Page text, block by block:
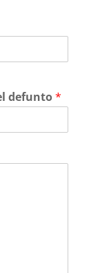
defunto*